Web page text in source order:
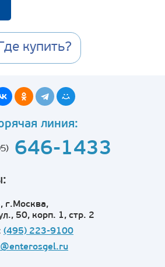
купить?
линия:
646-1433
г.Москва,
50, корп. 1, стр. 2
(495) 223-9100